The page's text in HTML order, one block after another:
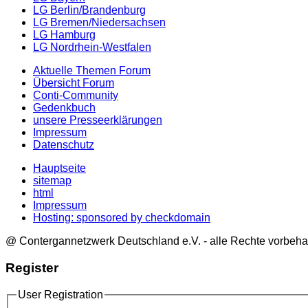
LG Berlin/Brandenburg
LG Bremen/Niedersachsen
LG Hamburg
LG Nordrhein-Westfalen
Aktuelle Themen Forum
Übersicht Forum
Conti-Community
Gedenkbuch
unsere Presseerklärungen
Impressum
Datenschutz
Hauptseite
sitemap
html
Impressum
Hosting: sponsored by checkdomain
@ Contergannetzwerk Deutschland e.V. - alle Rechte
Register
User Registration